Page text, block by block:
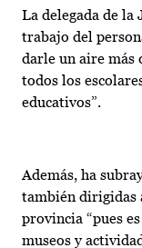
La delegada de la
trabajo del
darle un aire más
todos los
educativos”.
Además, ha
también dirigidas
provincia “pues
museos y